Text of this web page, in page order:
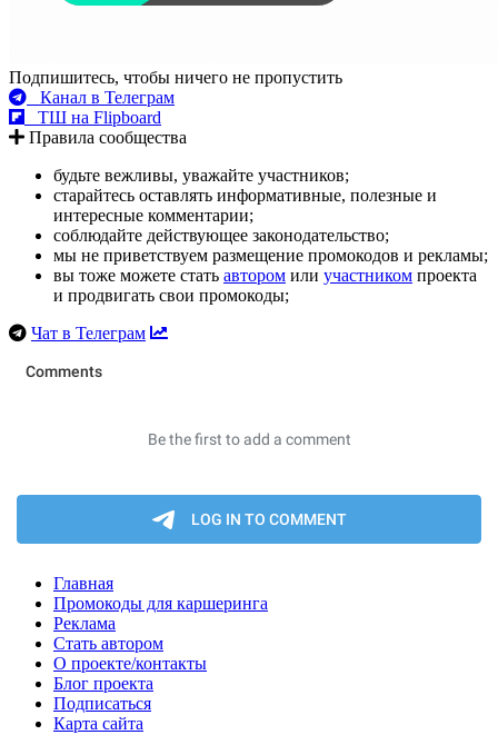
Подпишитесь, чтобы ничего не пропустить
Канал в Телеграм
ТШ на Flipboard
Правила сообщества
будьте вежливы, уважайте участников;
старайтесь оставлять информативные, полезные и
интересные комментарии;
соблюдайте действующее законодательство;
мы не приветствуем размещение промокодов и рекламы;
вы тоже можете стать автором или участником проекта
и продвигать свои промокоды;
Чат в Телеграм
Главная
Промокоды для каршеринга
Реклама
Стать автором
О проекте/контакты
Блог проекта
Подписаться
Карта сайта